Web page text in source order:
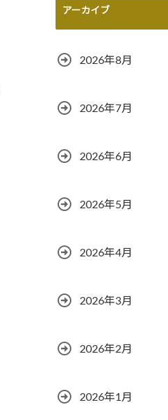
アーカイブ
2026年8月
2026年7月
2026年6月
2026年5月
2026年4月
2026年3月
2026年2月
2026年1月